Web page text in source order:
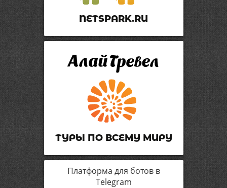
NETSPARK.RU
ТУРЫ ПО ВСЕМУ МИРУ
Платформа для ботов в
Telegram